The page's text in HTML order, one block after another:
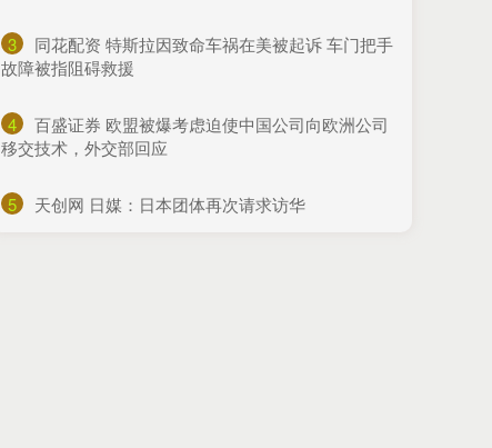
3
​同花配资 特斯拉因致命车祸在美被起诉 车门把手
故障被指阻碍救援
4
​百盛证券 欧盟被爆考虑迫使中国公司向欧洲公司
移交技术，外交部回应
5 ​天创网 日媒：日本团体再次请求访华